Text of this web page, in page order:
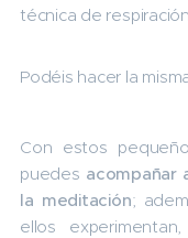
técnica de
Podéis hacer la
Con estos
puedes acompañar
la meditación;
ellos experimentan,